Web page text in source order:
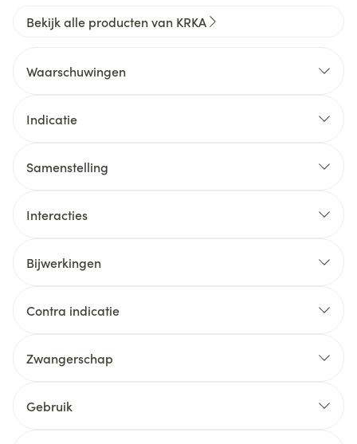
Bekijk alle producten van KRKA
Waarschuwingen
Indicatie
Samenstelling
Interacties
Bijwerkingen
Contra indicatie
Zwangerschap
Gebruik